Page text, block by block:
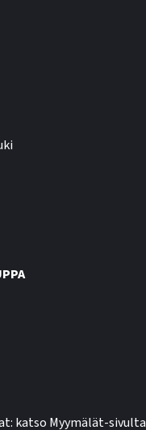
katso Myymälät-sivulta